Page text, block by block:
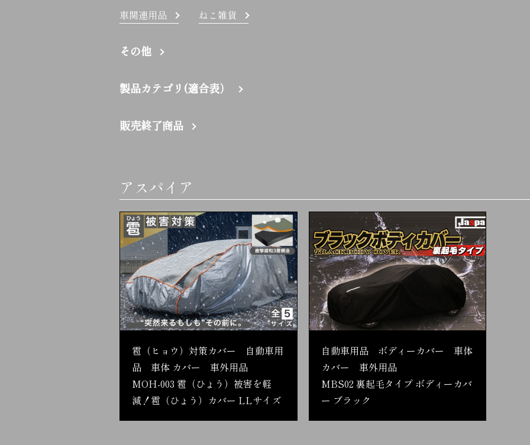
車関連用品 ねこ雑貨
その他
製品カテゴリ(適合表）
販売終了商品
アスパイア
雹（ヒョウ）対策カバー 自動車用
品 車体 カバー 車外用品
MOH-003 雹（ひょう）被害を軽
減！雹（ひょう）カバー LLサイズ
自動車用品 ボディーカバー 車体
カバー 車外用品
MBS02 裏起毛タイプ ボディーカバ
ー ブラック